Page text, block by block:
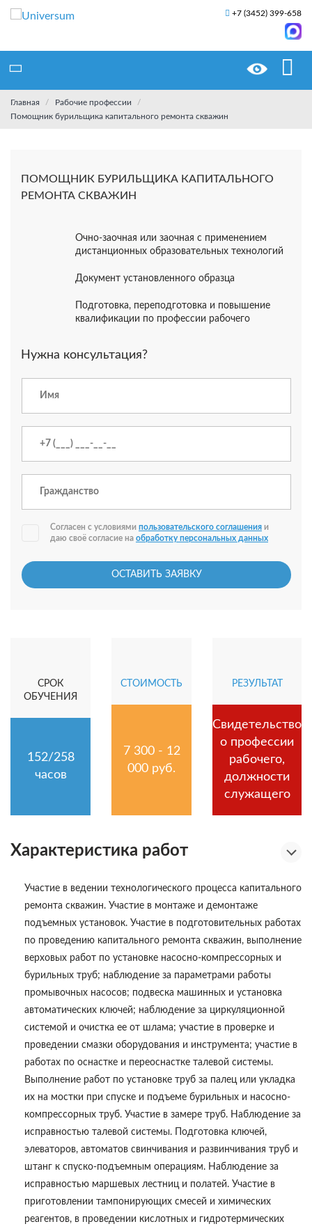
+7 (3452) 399-658
Главная
Рабочие профессии
Помощник бурильщика капитального ремонта скважин
ПОМОЩНИК БУРИЛЬЩИКА КАПИТАЛЬНОГО
РЕМОНТА СКВАЖИН
Очно-заочная или заочная с применением
дистанционных образовательных технологий
Документ установленного образца
Подготовка, переподготовка и повышение
квалификации по профессии рабочего
Нужна консультация?
Согласен с условиями пользовательского соглашения и
даю своё согласие на обработку персональных данных
ОСТАВИТЬ ЗАЯВКУ
СРОК
ОБУЧЕНИЯ
152/258
часов
СТОИМОСТЬ
7 300 - 12
000 руб.
РЕЗУЛЬТАТ
Свидетельство
о профессии
рабочего,
должности
служащего
Характеристика работ
Участие в ведении технологического процесса капитального
ремонта скважин. Участие в монтаже и демонтаже
подъемных установок. Участие в подготовительных работах
по проведению капитального ремонта скважин, выполнение
верховых работ по установке насосно-компрессорных и
бурильных труб; наблюдение за параметрами работы
промывочных насосов; подвеска машинных и установка
автоматических ключей; наблюдение за циркуляционной
системой и очистка ее от шлама; участие в проверке и
проведении смазки оборудования и инструмента; участие в
работах по оснастке и переоснастке талевой системы.
Выполнение работ по установке труб за палец или укладка
их на мостки при спуске и подъеме бурильных и насосно-
компрессорных труб. Участие в замере труб. Наблюдение за
исправностью талевой системы. Подготовка ключей,
элеваторов, автоматов свинчивания и развинчивания труб и
штанг к спуско-подъемным операциям. Наблюдение за
исправностью маршевых лестниц и полатей. Участие в
приготовлении тампонирующих смесей и химических
реагентов, в проведении кислотных и гидротермических